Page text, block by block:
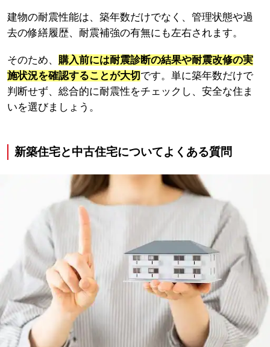
建物の耐震性能は、築年数だけでなく、管理状態や過
去の修繕履歴、耐震補強の有無にも左右されます。
そのため、 購入前には耐震診断の結果や耐震改修の実
施状況を確認することが大切 です。単に築年数だけで
判断せず、総合的に耐震性をチェックし、安全な住ま
いを選びましょう。
新築住宅と中古住宅についてよくある質問